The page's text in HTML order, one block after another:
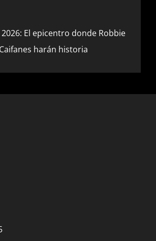
2026: El epicentro donde Robbie
harán historia